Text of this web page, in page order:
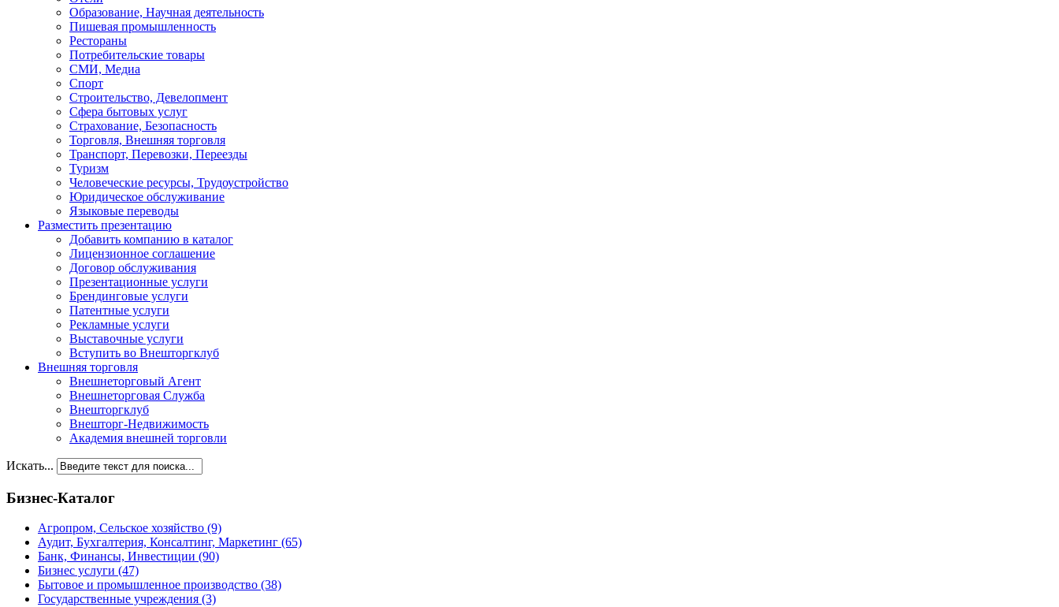
Образование, Научная деятельность
Пишевая промышленность
Рестораны
Потребительские товары
СМИ, Медиа
Спорт
Строительство, Девелопмент
Сфера бытовых услуг
Страхование, Безопасность
Торговля, Внешняя торговля
Транспорт, Перевозки, Переезды
Туризм
Человеческие ресурсы, Трудоустройство
Юридическое обслуживание
Языковые переводы
Разместить презентацию
Добавить компанию в каталог
Лицензионное соглашение
Договор обслуживания
Презентационные услуги
Брендинговые услуги
Патентные услуги
Рекламные услуги
Выставочные услуги
Вступить во Внешторгклуб
Внешняя торговля
Внешнеторговый Агент
Внешнеторговая Служба
Внешторгклуб
Внешторг-Недвижимость
Академия внешней торговли
Искать...
Бизнес-Каталог
Агропром, Сельское хозяйство (9)
Аудит, Бухгалтерия, Консалтинг, Маркетинг (65)
Банк, Финансы, Инвестиции (90)
Бизнес услуги (47)
Бытовое и промышленное производство (38)
Государственные учреждения (3)